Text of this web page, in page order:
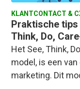
KLANTCONTACT &
Praktische
Think, Do,
Het See, Think,
model, is een
marketing. Dit